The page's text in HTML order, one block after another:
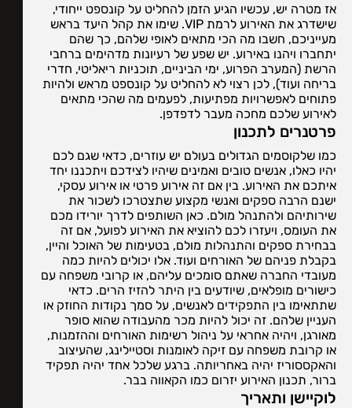
אז מטרה יש, עכשיו הגיע הזמן להחליט על קונספט ייחודי,
שישדרג את האירוע לרמת VIP. שימו את קהל היעד בראש
מעייניכם, חשבו מה הכי מתאים לאופי שלהם, כך שהם
יתחברו ויהנו באירוע. יש שפע של רעיונות מדהימים ברחבי
הרשת (המערב הפרוע, ימי הביניים, תוכניות ריאליטי, חדרי
בריחה ועוד), לכן רצוי לא להחליט על קונספט מראש ולהיות
פתוחים לאפשרויות מפתיעות, לפעמים מה שהכי מתאים
לאירוע שלכם מחכה מעבר לדפדפן.
פרטנרים לתכנון
כמו שלקוסמים הגדולים בעולם יש עוזרים, כדאי שגם לכם
יהיו כאלו, אנשים טובים ואמינים שיהיו לצידכם ויתכננו יחד
איתכם את האירוע. בין אם זה אירוע פרטי או אירוע עסקי,
ישנם הרבה ספקים ואנשי מקצוע שתצטרכו לשכור את
שירותיהם ולהתנהל מולם. כאן השותפים לדרך יורידו מכם
את העומס, ויעזרו לכם להוציא את האירוע לפועל, אם זה
בבחירת ספקים והתנהלות מולם, בטעימות של האוכל והיין,
בקבלת פניהם של האורחים ועוד. אלו יכולים להיות כמה
מעובדי החברה שאתם סומכים עליהם, או קרובי משפחה עם
כישורים מופלאים, שיודעים בין היתר להזיז הרים. כדאי
שתתאימו בין התפקידים לאנשים, על סמך נקודות החוזק או
העניין שלהם. זה יכול להיות מכר מהעבודה שהוא סופר
מאורגן, ויהיה אחראי על ניהול רשימות האורחים וההזמנות,
או קרובת משפחה עם זיקה לאומנות וסטיילינג, שהעיצוב
והאקססוריז יהיה באחריותה. ברגע שלכל אחד יהיה תפקיד
ברור, תכנון האירוע יזרום כמו הקאווה בבר.
לוקיישן ותאריך